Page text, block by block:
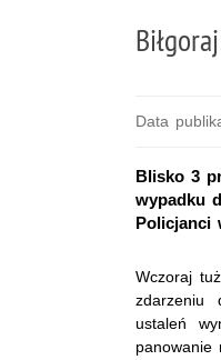
Data
Blisko 3
wypadku
Policjanci
Wczoraj
zdarzeniu
ustaleń
panowanie